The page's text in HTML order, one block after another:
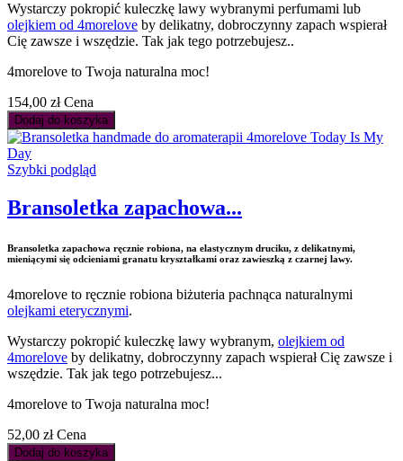
Wystarczy pokropić kuleczkę lawy wybranymi perfumami lub
olejkiem od 4morelove by delikatny, dobroczynny zapach wspierał
Cię zawsze i wszędzie. Tak jak tego potrzebujesz..
4morelove to Twoja naturalna moc!
154,00 zł Cena
Dodaj do koszyka
Szybki podgląd
Bransoletka zapachowa...
Bransoletka zapachowa ręcznie robiona, na elastycznym druciku, z delikatnymi,
mieniącymi się odcieniami granatu kryształkami oraz zawieszką z czarnej lawy.
4morelove to ręcznie robiona biżuteria pachnąca naturalnymi
olejkami eterycznymi.
Wystarczy pokropić kuleczkę lawy wybranym, olejkiem od
4morelove by delikatny, dobroczynny zapach wspierał Cię zawsze i
wszędzie. Tak jak tego potrzebujesz...
4morelove to Twoja naturalna moc!
52,00 zł Cena
Dodaj do koszyka